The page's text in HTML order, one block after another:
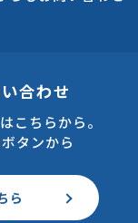
合わせ
こちらから。
タンから
ら